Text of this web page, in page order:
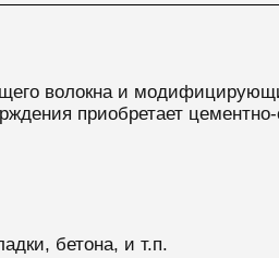
волокна и
приобретает
бетона, и т.п.